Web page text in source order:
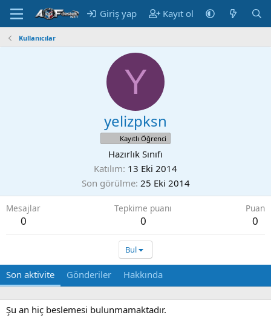
Giriş yap Kayıt ol
Kullanıcılar
Y
yelizpksn
Kayıtlı Öğrenci
Hazırlık Sınıfı
Katılım 13 Eki 2014
Son görülme 25 Eki 2014
Mesajlar
0
Tepkime puanı
0
Puan
0
Bul
Son aktivite Gönderiler Hakkında
Şu an hiç beslemesi bulunmamaktadır.